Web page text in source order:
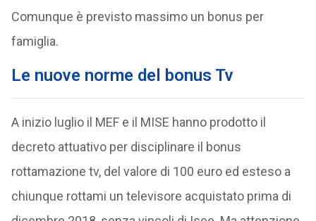
Comunque è previsto massimo un bonus per
famiglia.
Le nuove norme del bonus Tv
A inizio luglio il MEF e il MISE hanno prodotto il
decreto attuativo per disciplinare il bonus
rottamazione tv, del valore di 100 euro ed esteso a
chiunque rottami un televisore acquistato prima di